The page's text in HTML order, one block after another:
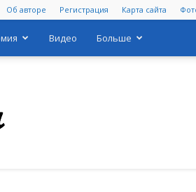
Об авторе Регистрация Карта сайта
Видео Больше